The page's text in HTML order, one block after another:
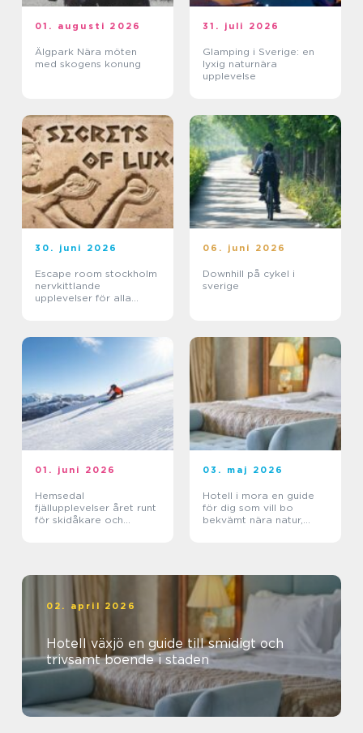
01. augusti 2026
Älgpark Nära möten
med skogens konung
31. juli 2026
Glamping i Sverige: en
lyxig naturnära
upplevelse
30. juni 2026
Escape room stockholm
nervkittlande
upplevelser för alla
06. juni 2026
Downhill på cykel i
sverige
01. juni 2026
Hemsedal
fjällupplevelser året runt
för skidåkare och
03. maj 2026
Hotell i mora en guide
för dig som vill bo
bekvämt nära natur,
02. april 2026
Hotell växjö en guide till smidigt och
trivsamt boende i staden